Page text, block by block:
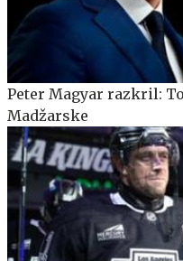
Peter Magyar razkril:
Madžarske